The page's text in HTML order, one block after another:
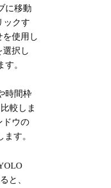
に移動
ックす
を使用し
選択し
。
時間枠
較しま
ドウの
す。
と、